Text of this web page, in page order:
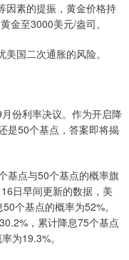
素的提振，黄金价格持
金至3000美元/盎司。
国二次通胀的风险。
份利率决议。作为开启降
是50个基点，答案即将揭
点与50个基点的概率旗
日早间更新的数据，美
个基点的概率为52%。
，累计降息75个基点
为19.3%。